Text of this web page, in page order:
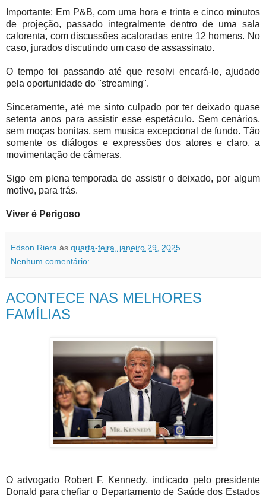
Importante: Em P&B, com uma hora e trinta e cinco minutos
de projeção, passado integralmente dentro de uma sala
calorenta, com discussões acaloradas entre 12 homens. No
caso, jurados discutindo um caso de assassinato.
O tempo foi passando até que resolvi encará-lo, ajudado
pela oportunidade do "streaming".
Sinceramente, até me sinto culpado por ter deixado quase
setenta anos para assistir esse espetáculo. Sem cenários,
sem moças bonitas, sem musica excepcional de fundo. Tão
somente os diálogos e expressões dos atores e claro, a
movimentação de câmeras.
Sigo em plena temporada de assistir o deixado, por algum
motivo, para trás.
Viver é Perigoso
Edson Riera às quarta-feira, janeiro 29, 2025
Nenhum comentário:
ACONTECE NAS MELHORES
FAMÍLIAS
O advogado Robert F. Kennedy, indicado pelo presidente
Donald para chefiar o Departamento de Saúde dos Estados